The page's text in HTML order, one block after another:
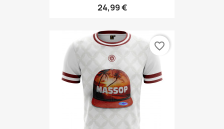
24,99 €
favorite_border